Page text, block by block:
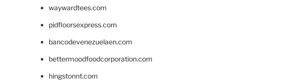
waywardtees.com
pidfloorsexpress.com
bancodevenezuelaen.com
bettermoodfoodcorporation.com
hingstonnt.com